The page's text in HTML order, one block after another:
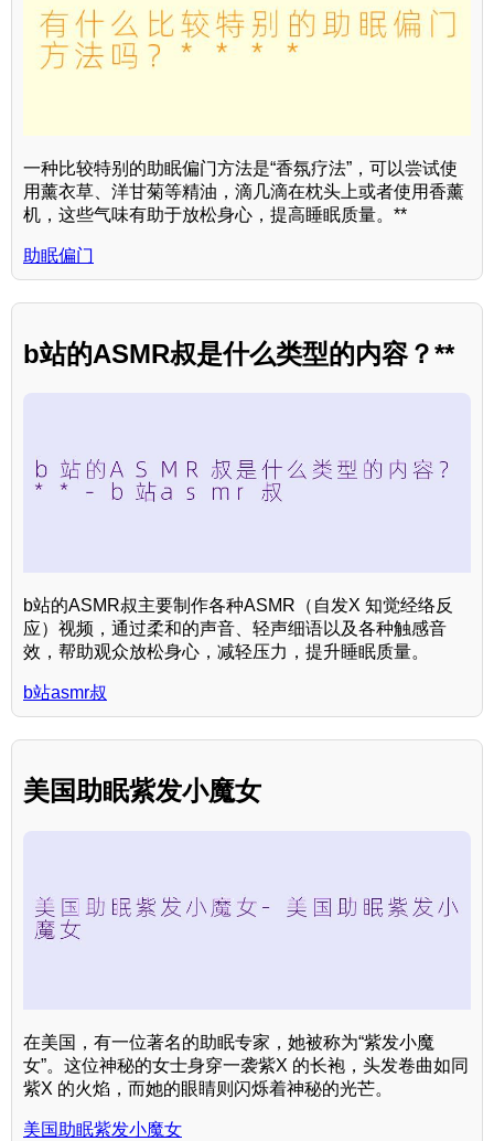
一种比较特别的助眠偏门方法是“香氛疗法”，可以尝试使
用薰衣草、洋甘菊等精油，滴几滴在枕头上或者使用香薰
机，这些气味有助于放松身心，提高睡眠质量。**
助眠偏门
b站的ASMR叔是什么类型的内容？**
b站的ASMR叔主要制作各种ASMR（自发X 知觉经络反
应）视频，通过柔和的声音、轻声细语以及各种触感音
效，帮助观众放松身心，减轻压力，提升睡眠质量。
b站asmr叔
美国助眠紫发小魔女
在美国，有一位著名的助眠专家，她被称为“紫发小魔
女”。这位神秘的女士身穿一袭紫X 的长袍，头发卷曲如同
紫X 的火焰，而她的眼睛则闪烁着神秘的光芒。
美国助眠紫发小魔女